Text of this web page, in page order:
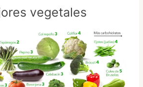
vegetales